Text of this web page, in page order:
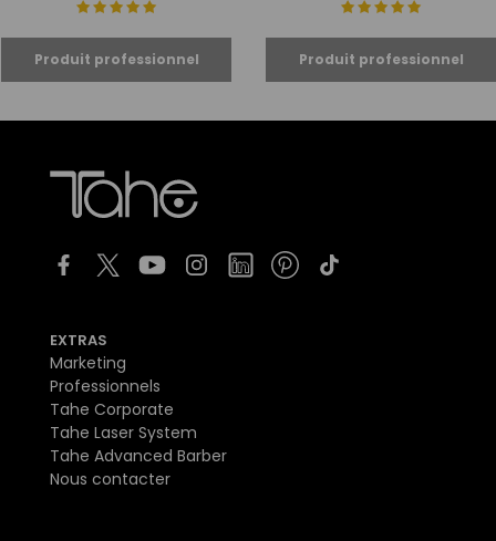
EXTRAS
Marketing
Professionnels
Tahe Corporate
Tahe Laser System
Tahe Advanced Barber
Nous contacter